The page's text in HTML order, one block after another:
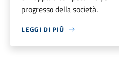
progresso della società.
LEGGI DI PIÙ